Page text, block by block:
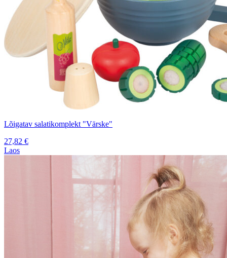
Lõigatav salatikomplekt "Värske"
27,82 €
Laos